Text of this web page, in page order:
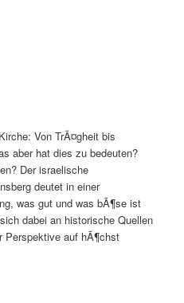
Von TrÃ¤gheit bis
aber hat dies zu bedeuten?
Der israelische
deutet in einer
was gut und was bÃ¶se ist
dabei an historische Quellen
Perspektive auf hÃ¶chst